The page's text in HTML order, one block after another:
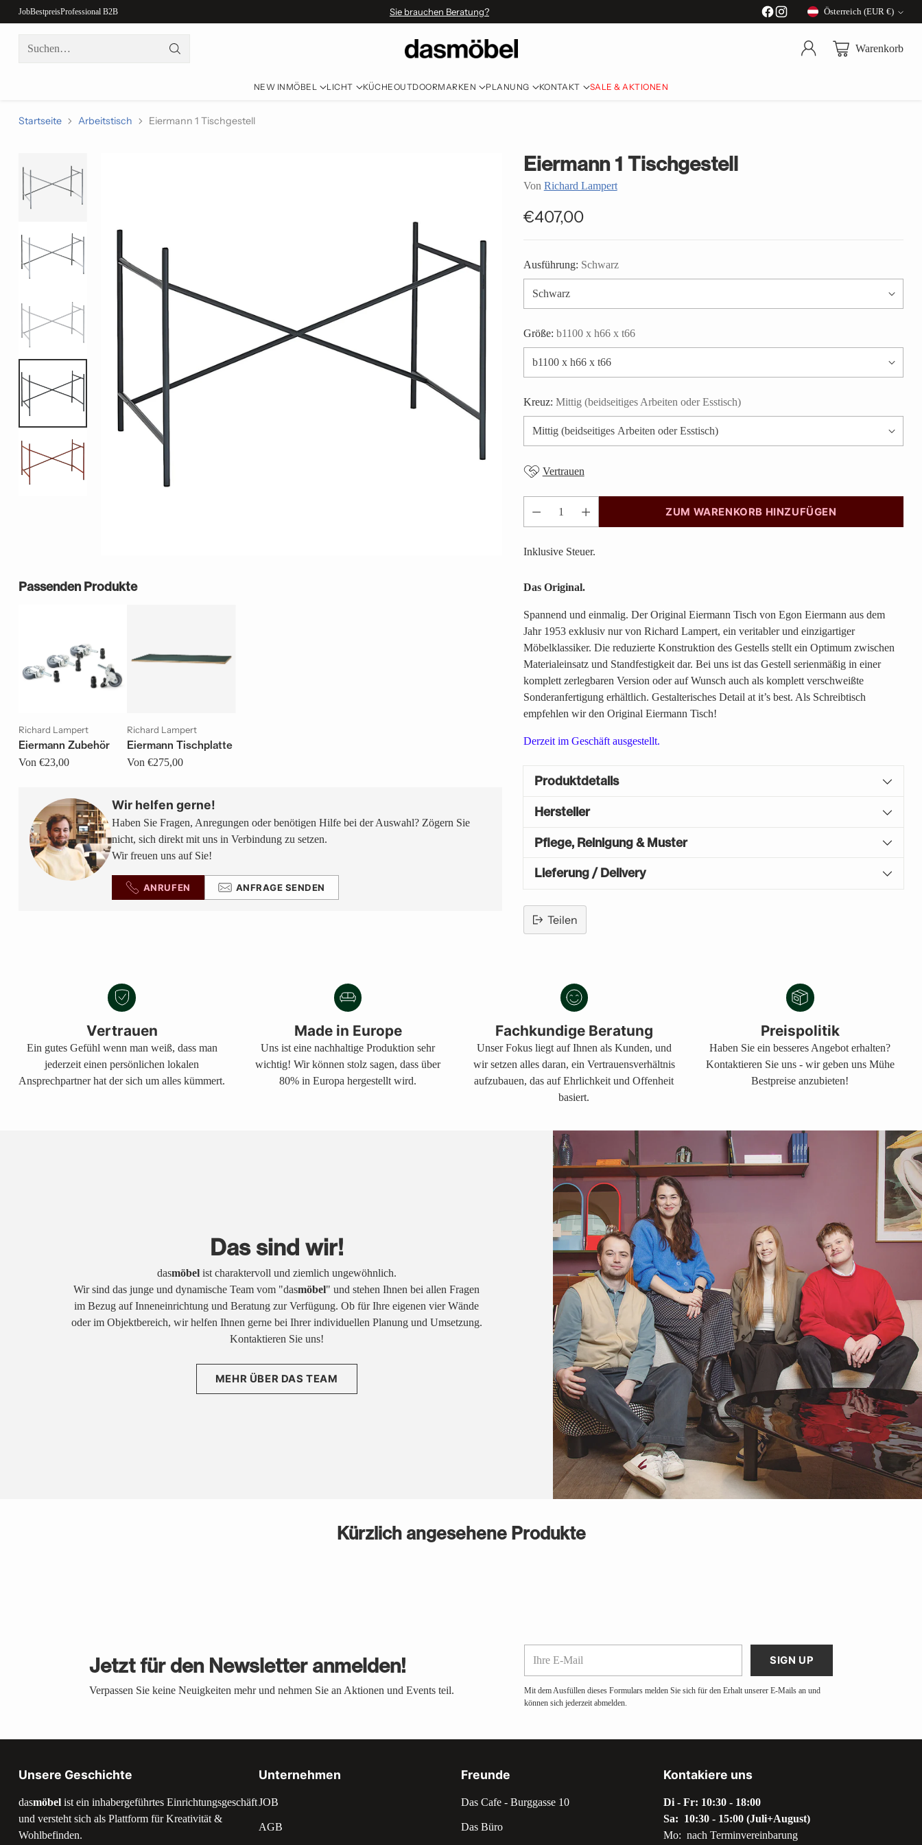
JobBestpreisProfessional B2B Sie brauchen Beratung?
Währung
Österreich (EUR €)
Suchen… Warenkorb
NEW IN MÖBEL LICHT KÜCHEOUTDOORMARKEN PLANUNG KONTAKT SALE & AKTIONEN
Startseite Arbeitstisch Eiermann 1 Tischgestell
Passenden Produkte
Richard Lampert
Eiermann Zubehör
Von €23,00
Richard Lampert
Eiermann Tischplatte
Von €275,00
Wir helfen gerne!
Haben Sie Fragen, Anregungen oder benötigen Hilfe bei der Auswahl? Zögern Sie
nicht, sich direkt mit uns in Verbindung zu setzen.
Wir freuen uns auf Sie!
ANRUFEN ANFRAGE SENDEN
Eiermann 1 Tischgestell
Von Richard Lampert
Normaler
€407,00
Ausführung: Schwarz
Größe: b1100 x h66 x t66
Kreuz: Mittig (beidseitiges Arbeiten oder Esstisch)
Vertrauen
Anzahl
ZUM WARENKORB HINZUFÜGEN
Inklusive Steuer.
Das Original.
Spannend und einmalig. Der Original Eiermann Tisch von Egon Eiermann aus dem
Jahr 1953 exklusiv nur von Richard Lampert, ein veritabler und einzigartiger
Möbelklassiker. Die reduzierte Konstruktion des Gestells stellt ein Optimum zwischen
Materialeinsatz und Standfestigkeit dar. Bei uns ist das Gestell serienmäßig in einer
komplett zerlegbaren Version oder auf Wunsch auch als komplett verschweißte
Sonderanfertigung erhältlich. Gestalterisches Detail at it’s best. Als Schreibtisch
empfehlen wir den Original Eiermann Tisch!
Derzeit im Geschäft ausgestellt.
Produktdetails
Hersteller
Pflege, Reinigung & Muster
Lieferung / Delivery
Teilen
Warenkorb
Vertrauen
Ein gutes Gefühl wenn man weiß, dass man
jederzeit einen persönlichen lokalen
Ansprechpartner hat der sich um alles kümmert.
Made in Europe
Uns ist eine nachhaltige Produktion sehr
wichtig! Wir können stolz sagen, dass über
80% in Europa hergestellt wird.
Fachkundige Beratung
Unser Fokus liegt auf Ihnen als Kunden, und
wir setzen alles daran, ein Vertrauensverhältnis
aufzubauen, das auf Ehrlichkeit und Offenheit
basiert.
Preispolitik
Haben Sie ein besseres Angebot erhalten?
Kontaktieren Sie uns - wir geben uns Mühe
Bestpreise anzubieten!
Das sind wir!
dasmöbelist charaktervoll und ziemlich ungewöhnlich.
Wir sind das junge und dynamische Team vom "dasmöbel" und stehen Ihnen bei allen Fragen
im Bezug auf Inneneinrichtung und Beratung zur Verfügung. Ob für Ihre eigenen vier Wände
oder im Objektbereich, wir helfen Ihnen gerne bei Ihrer individuellen Planung und Umsetzung.
Kontaktieren Sie uns!
MEHR ÜBER DAS TEAM
Kürzlich angesehene Produkte
Jetzt für den Newsletter anmelden!
Verpassen Sie keine Neuigkeiten mehr und nehmen Sie an Aktionen und Events teil.
Mail
SIGN UP
Mit dem Ausfüllen dieses Formulars melden Sie sich für den Erhalt unserer E-Mails an und
können sich jederzeit abmelden.
Unsere Geschichte
dasmöbel ist ein inhabergeführtes Einrichtungsgeschäft
und versteht sich als Plattform für Kreativität &
Wohlbefinden.
Unternehmen
JOB
AGB
Freunde
Das Cafe - Burggasse 10
Das Büro
Kontakiere uns
Di - Fr: 10:30 - 18:00
Sa: 10:30 - 15:00 (Juli+August)
Mo: nach Terminvereinbarung